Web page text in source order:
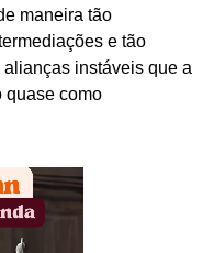
maneira tão
e tão
instáveis que a
quase como